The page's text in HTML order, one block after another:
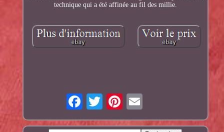
technique qui a été affinée au fil des millie.